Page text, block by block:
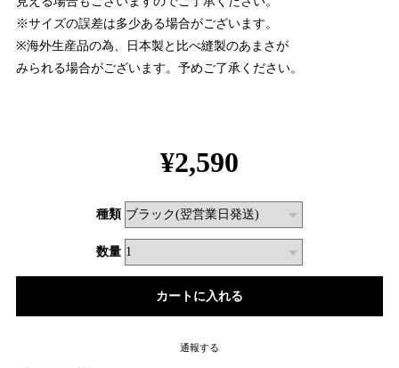
※サイズの誤差は多少ある場合がございます。
※海外生産品の為、日本製と比べ縫製のあまさが
みられる場合がございます。予めご了承ください。
¥2,590
種類
数量
通報する